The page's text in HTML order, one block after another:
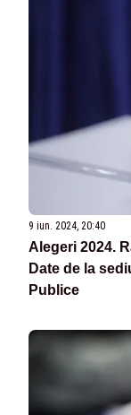
9 iun. 2024, 20:40
Alegeri 2024.
Date de la
Publice